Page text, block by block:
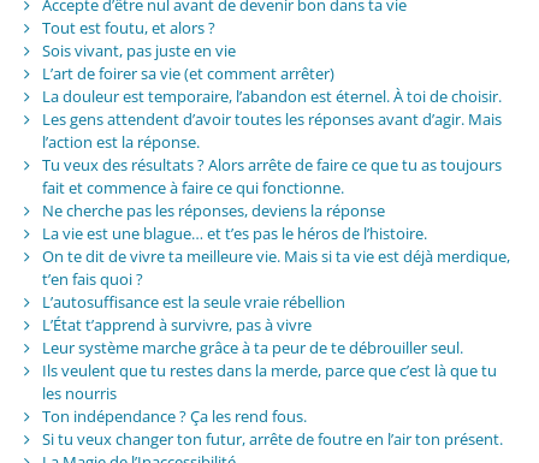
Accepte d’être nul avant de devenir bon dans ta vie
Tout est foutu, et alors ?
Sois vivant, pas juste en vie
L’art de foirer sa vie (et comment arrêter)
La douleur est temporaire, l’abandon est éternel. À toi de choisir.
Les gens attendent d’avoir toutes les réponses avant d’agir. Mais
l’action est la réponse.
Tu veux des résultats ? Alors arrête de faire ce que tu as toujours
fait et commence à faire ce qui fonctionne.
Ne cherche pas les réponses, deviens la réponse
La vie est une blague… et t’es pas le héros de l’histoire.
On te dit de vivre ta meilleure vie. Mais si ta vie est déjà merdique,
t’en fais quoi ?
L’autosuffisance est la seule vraie rébellion
L’État t’apprend à survivre, pas à vivre
Leur système marche grâce à ta peur de te débrouiller seul.
Ils veulent que tu restes dans la merde, parce que c’est là que tu
les nourris
Ton indépendance ? Ça les rend fous.
Si tu veux changer ton futur, arrête de foutre en l’air ton présent.